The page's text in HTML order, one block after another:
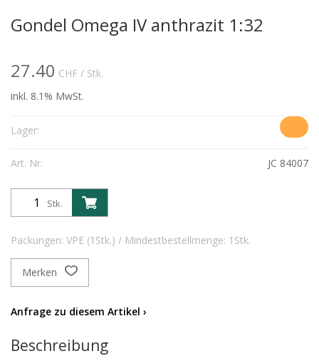
Gondel Omega IV anthrazit 1:32
27.40 CHF / Stk.
inkl. 8.1% MwSt.
Lager:
Art. Nr: JC 84007
Stk.
Packungen: VPE (1Stk.) / Mindestbestellmenge: 1Stk.
Merken
Anfrage zu diesem Artikel ›
Beschreibung